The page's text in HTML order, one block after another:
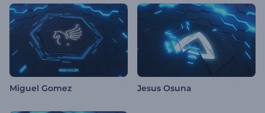
Miguel Gomez Jesus Osuna